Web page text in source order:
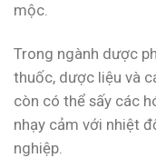
mộc.
Trong ngành dược
thuốc, dược liệu và
còn có thể sấy các
nhạy cảm với nhiệt
nghiệp.